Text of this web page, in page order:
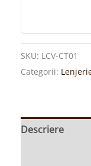
SKU: LCV-CT01
Categorii:
Descriere